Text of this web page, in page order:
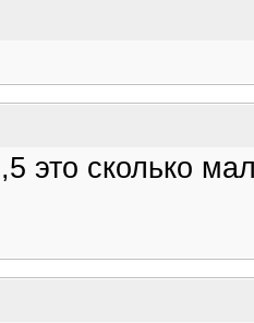
это сколько